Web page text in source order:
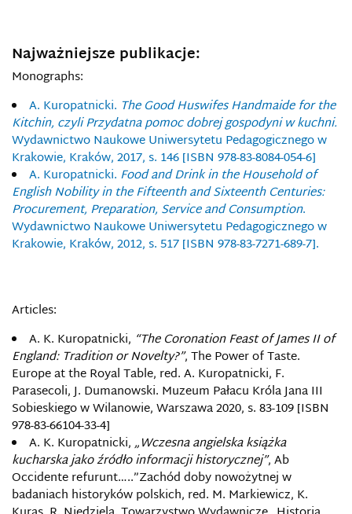
Najważniejsze publikacje:
Monographs:
A. Kuropatnicki. The Good Huswifes Handmaide for the
Kitchin, czyli Przydatna pomoc dobrej gospodyni w kuchni.
Wydawnictwo Naukowe Uniwersytetu Pedagogicznego w
Krakowie, Kraków, 2017, s. 146 [ISBN 978-83-8084-054-6]
A. Kuropatnicki. Food and Drink in the Household of
English Nobility in the Fifteenth and Sixteenth Centuries:
Procurement, Preparation, Service and Consumption.
Wydawnictwo Naukowe Uniwersytetu Pedagogicznego w
Krakowie, Kraków, 2012, s. 517 [ISBN 978-83-7271-689-7].
Articles:
A. K. Kuropatnicki, “The Coronation Feast of James II of
England: Tradition or Novelty?”, The Power of Taste.
Europe at the Royal Table, red. A. Kuropatnicki, F.
Parasecoli, J. Dumanowski. Muzeum Pałacu Króla Jana III
Sobieskiego w Wilanowie, Warszawa 2020, s. 83-109 [ISBN
978-83-66104-33-4]
A. K. Kuropatnicki,„Wczesna angielska książka
kucharska jako źródło informacji historycznej”, Ab
Occidente refurunt…..”Zachód doby nowożytnej w
badaniach historyków polskich, red. M. Markiewicz, K.